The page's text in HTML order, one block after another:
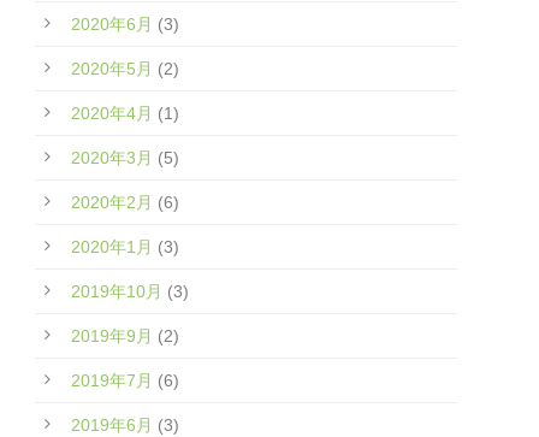
2020年6月 (3)
2020年5月 (2)
2020年4月 (1)
2020年3月 (5)
2020年2月 (6)
2020年1月 (3)
2019年10月 (3)
2019年9月 (2)
2019年7月 (6)
2019年6月 (3)